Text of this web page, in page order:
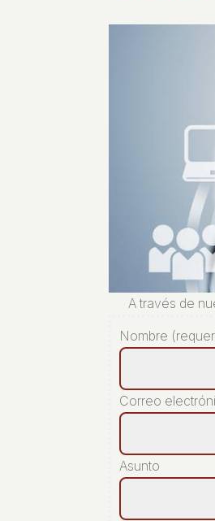
A través de
Nombre
Correo
Asunto